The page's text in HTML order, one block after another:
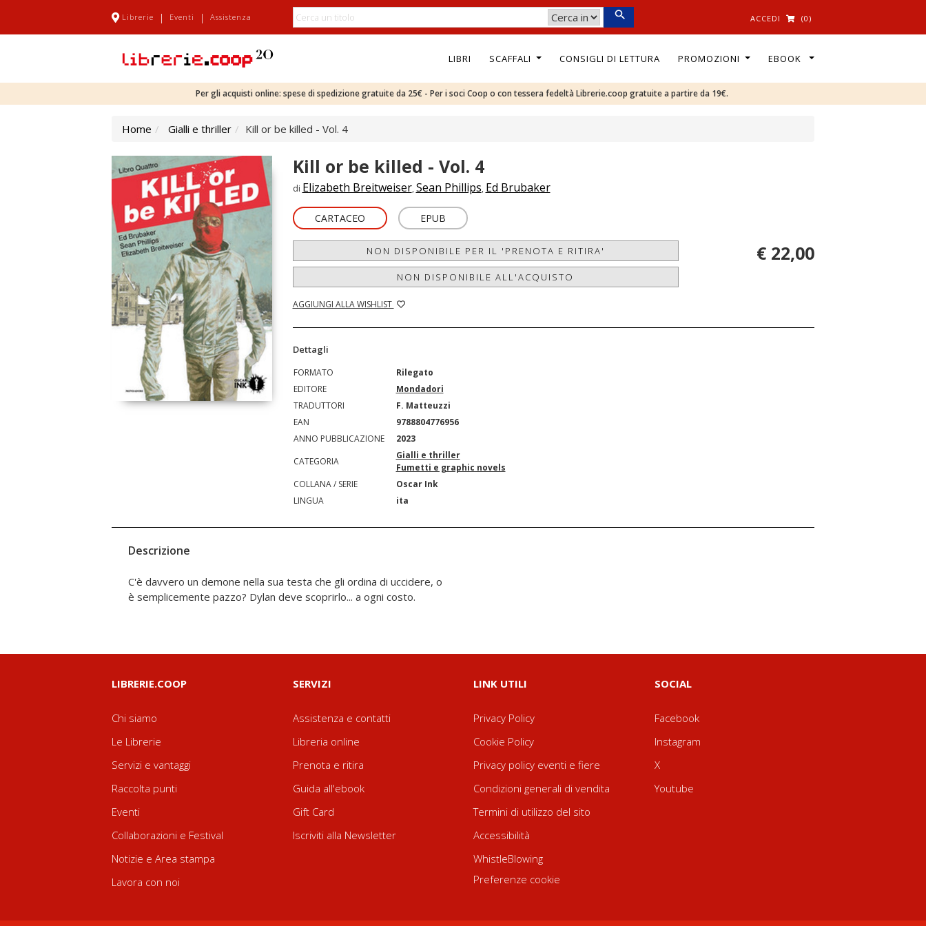
Librerie | Eventi | Assistenza ACCEDI (0)
LIBRI SCAFFALI CONSIGLI DI LETTURA PROMOZIONI EBOOK
Per gli acquisti online: spese di spedizione gratuite da 25€ - Per i soci Coop o con tessera fedeltà Librerie.coop gratuite a partire da 19€.
Home Gialli e thriller Kill or be killed - Vol. 4
Kill or be killed - Vol. 4
di Elizabeth Breitweiser, Sean Phillips, Ed Brubaker
CARTACEO EPUB
NON DISPONIBILE PER IL 'PRENOTA E RITIRA'
NON DISPONIBILE ALL'ACQUISTO
AGGIUNGI ALLA WISHLIST
€ 22,00
Dettagli
FORMATO
Rilegato
EDITORE
Mondadori
TRADUTTORI
F. Matteuzzi
EAN
9788804776956
ANNO PUBBLICAZIONE
2023
CATEGORIA
Gialli e thriller
Fumetti e graphic novels
COLLANA / SERIE
Oscar Ink
LINGUA
ita
Descrizione
C'è davvero un demone nella sua testa che gli ordina di uccidere, o
è semplicemente pazzo? Dylan deve scoprirlo... a ogni costo.
LIBRERIE.COOP
Chi siamo
Le Librerie
Servizi e vantaggi
Raccolta punti
Eventi
Collaborazioni e Festival
Notizie e Area stampa
Lavora con noi
SERVIZI
Assistenza e contatti
Libreria online
Prenota e ritira
Guida all'ebook
Gift Card
Iscriviti alla Newsletter
LINK UTILI
Privacy Policy
Cookie Policy
Privacy policy eventi e fiere
Condizioni generali di vendita
Termini di utilizzo del sito
Accessibilità
WhistleBlowing
Preferenze cookie
SOCIAL
Facebook
Instagram
X
Youtube